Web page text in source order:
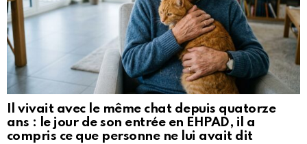
Il vivait avec le même chat depuis quatorze
ans : le jour de son entrée en EHPAD, il a
compris ce que personne ne lui avait dit